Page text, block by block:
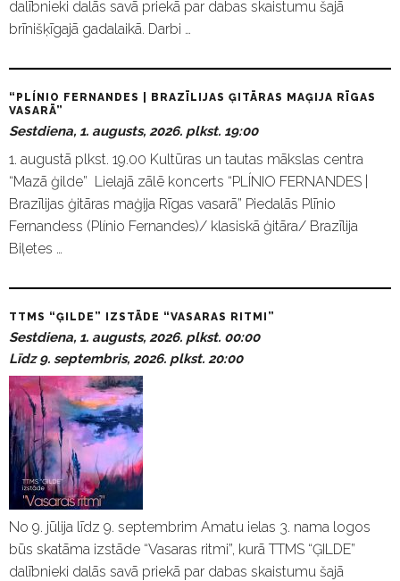
dalībnieki dalās savā priekā par dabas skaistumu šajā
brīnišķīgajā gadalaikā. Darbi …
“PLÍNIO FERNANDES | BRAZĪLIJAS ĢITĀRAS MAĢIJA RĪGAS
VASARĀ”
Sestdiena, 1. augusts, 2026. plkst. 19:00
1. augustā plkst. 19.00 Kultūras un tautas mākslas centra
“Mazā ģilde” Lielajā zālē koncerts “PLÍNIO FERNANDES |
Brazīlijas ģitāras maģija Rīgas vasarā” Piedalās Plīnio
Fernandess (Plínio Fernandes)/ klasiskā ģitāra/ Brazīlija
Biļetes …
TTMS “ĢILDE” IZSTĀDE “VASARAS RITMI”
Sestdiena, 1. augusts, 2026. plkst. 00:00
Līdz 9. septembris, 2026. plkst. 20:00
No 9. jūlija līdz 9. septembrim Amatu ielas 3. nama logos
būs skatāma izstāde “Vasaras ritmi”, kurā TTMS “ĢILDE”
dalībnieki dalās savā priekā par dabas skaistumu šajā